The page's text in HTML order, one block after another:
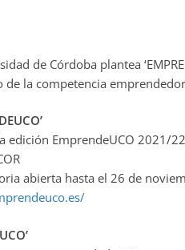
de Córdoba plantea
de la competencia
edición EmprendeUCO 2021/
abierta hasta el 26 de